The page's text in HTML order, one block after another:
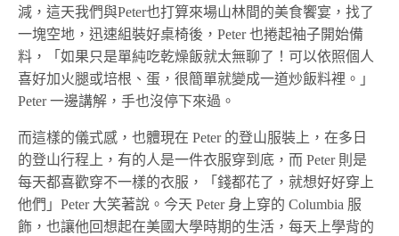
減，這天我們與Peter也打算來場山林間的美食饗宴，找了
一塊空地，迅速組裝好桌椅後，Peter 也捲起袖子開始備
料，「如果只是單純吃乾燥飯就太無聊了！可以依照個人
喜好加火腿或培根、蛋，很簡單就變成一道炒飯料裡。」
Peter 一邊講解，手也沒停下來過。
而這樣的儀式感，也體現在 Peter 的登山服裝上，在多日
的登山行程上，有的人是一件衣服穿到底，而 Peter 則是
每天都喜歡穿不一樣的衣服，「錢都花了，就想好好穿上
他們」Peter 大笑著說。今天 Peter 身上穿的 Columbia 服
飾，也讓他回想起在美國大學時期的生活，每天上學背的